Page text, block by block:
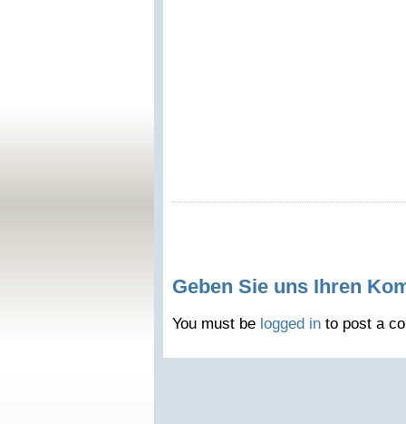
Geben Sie uns Ihren
You must be logged in to post a